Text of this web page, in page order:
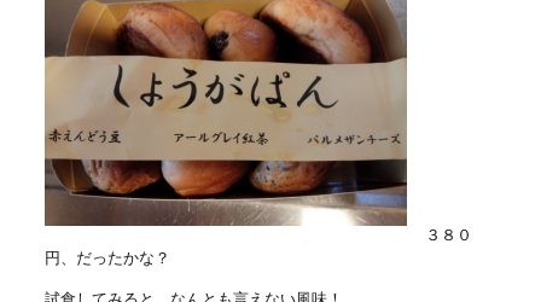
３８０
円、だったかな？
試食してみると、なんとも言えない風味！